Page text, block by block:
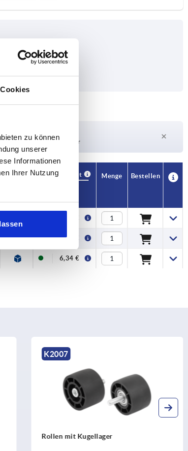
zu können
unserer
Informationen
Ihrer Nutzung
Derzeit nicht auf Lager
CAD
Verfügbarkeit
Menge Bestellen
5,36 €
5,57 €
6,34 €
Stoßverbinder 90° Ø30 Typ I mit